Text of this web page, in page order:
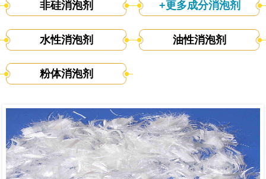
非硅消泡剂 +更多成分消泡剂
水性消泡剂 油性消泡剂
粉体消泡剂